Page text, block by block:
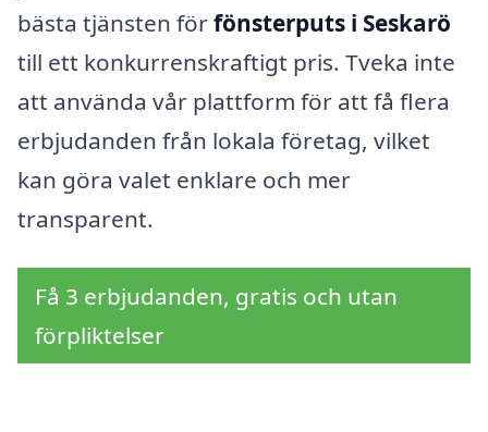
bästa tjänsten förfönsterputs i Seskarö
till ett konkurrenskraftigt pris. Tveka inte
att använda vår plattform för att få flera
erbjudanden från lokala företag, vilket
kan göra valet enklare och mer
transparent.
Få 3 erbjudanden, gratis och utan
förpliktelser